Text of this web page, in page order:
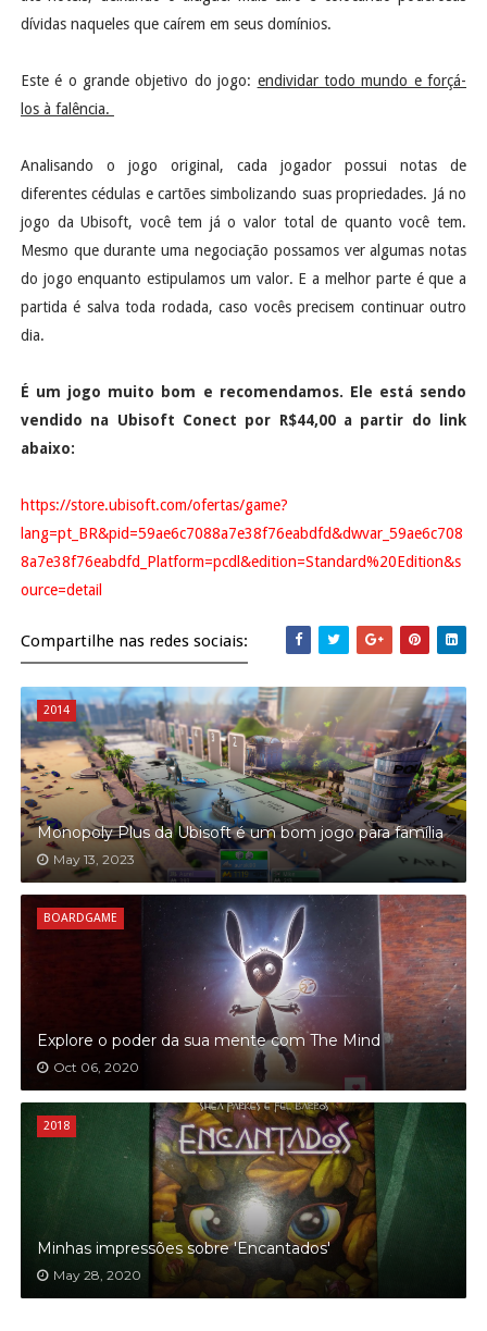
dívidas naqueles que caírem em seus domínios.
Este é o grande objetivo do jogo: endividar todo mundo e forçá-
los à falência.
Analisando o jogo original, cada jogador possui notas de
diferentes cédulas e cartões simbolizando suas propriedades. Já no
jogo da Ubisoft, você tem já o valor total de quanto você tem.
Mesmo que durante uma negociação possamos ver algumas notas
do jogo enquanto estipulamos um valor. E a melhor parte é que a
partida é salva toda rodada, caso vocês precisem continuar outro
dia.
É um jogo muito bom e recomendamos. Ele está sendo
vendido na Ubisoft Conect por R$44,00 a partir do link
abaixo:
https://store.ubisoft.com/ofertas/game?
lang=pt_BR&pid=59ae6c7088a7e38f76eabdfd&dwvar_59ae6c708
8a7e38f76eabdfd_Platform=pcdl&edition=Standard%20Edition&s
ource=detail
Compartilhe nas redes sociais:
2014
Monopoly Plus da Ubisoft é um bom jogo para família
May 13, 2023
BOARDGAME
Explore o poder da sua mente com The Mind
Oct 06, 2020
2018
Minhas impressões sobre 'Encantados'
May 28, 2020